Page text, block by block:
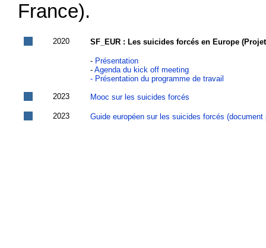
France).
2020 SF_EUR : Les suicides forcés en Europe (Projet
- Présentation
- Agenda du kick off meeting
- Présentation du programme de travail
2023
Mooc sur les suicides forcés
2023 Guide européen sur les suicides forcés (document